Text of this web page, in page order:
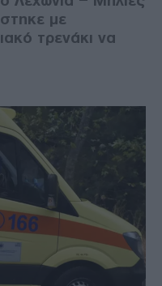
με
τρενάκι να